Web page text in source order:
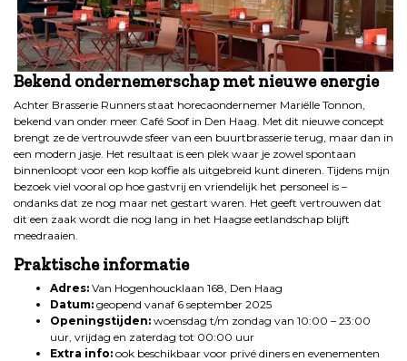
Bekend ondernemerschap met nieuwe energie
Achter Brasserie Runners staat horecaondernemer Mariëlle Tonnon,
bekend van onder meer Café Soof in Den Haag. Met dit nieuwe concept
brengt ze de vertrouwde sfeer van een buurtbrasserie terug, maar dan in
een modern jasje. Het resultaat is een plek waar je zowel spontaan
binnenloopt voor een kop koffie als uitgebreid kunt dineren. Tijdens mijn
bezoek viel vooral op hoe gastvrij en vriendelijk het personeel is –
ondanks dat ze nog maar net gestart waren. Het geeft vertrouwen dat
dit een zaak wordt die nog lang in het Haagse eetlandschap blijft
meedraaien.
Praktische informatie
Adres: Van Hogenhoucklaan 168, Den Haag
Datum: geopend vanaf 6 september 2025
Openingstijden: woensdag t/m zondag van 10:00 – 23:00
uur, vrijdag en zaterdag tot 00:00 uur
Extra info: ook beschikbaar voor privé diners en evenementen